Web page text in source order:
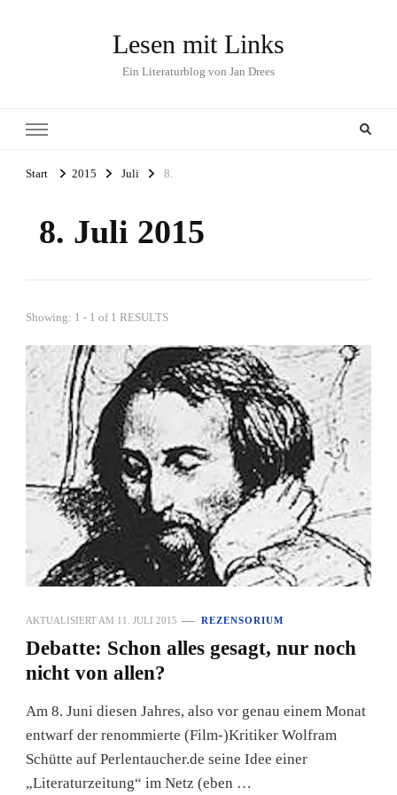
Lesen mit Links
Ein Literaturblog von Jan Drees
Start 2015 Juli 8.
8. Juli 2015
Showing: 1 - 1 of 1 RESULTS
AKTUALISIERT AM 11. JULI 2015 REZENSORIUM
Debatte: Schon alles gesagt, nur noch
nicht von allen?
Am 8. Juni diesen Jahres, also vor genau einem Monat
entwarf der renommierte (Film-)Kritiker Wolfram
Schütte auf Perlentaucher.de seine Idee einer
„Literaturzeitung“ im Netz (eben …